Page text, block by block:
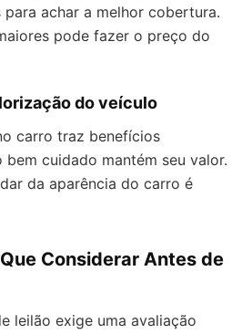
achar a melhor cobertura.
pode fazer o preço do
do veículo
carro traz benefícios
bem cuidado mantém seu valor.
da aparência do carro é
Considerar Antes de
leilão exige uma avaliação